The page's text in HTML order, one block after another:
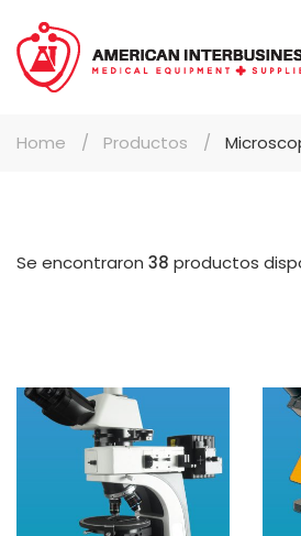
Home Productos
Se encontraron 38 productos